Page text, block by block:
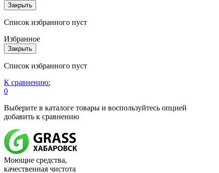
Закрыть
Список избранного пуст
Избранное
Закрыть
Список избранного пуст
К сравнению:
0
Выберите в каталоге товары и воспользуйтесь опцией
добавить к сравнению
Моющие средства,
качественная чистота